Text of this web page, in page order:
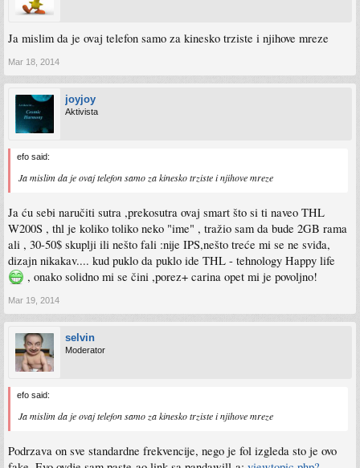
Ja mislim da je ovaj telefon samo za kinesko trziste i njihove mreze
Mar 18, 2014
joyjoy
Aktivista
efo said:
Ja mislim da je ovaj telefon samo za kinesko trziste i njihove mreze
Ja ću sebi naručiti sutra ,prekosutra ovaj smart što si ti naveo THL
W200S , thl je koliko toliko neko "ime" , tražio sam da bude 2GB rama
ali , 30-50$ skuplji ili nešto fali :nije IPS,nešto treće mi se ne sviđa,
dizajn nikakav.... kud puklo da puklo ide THL - tehnology Happy life
, onako solidno mi se čini ,porez+ carina opet mi je povoljno!
Mar 19, 2014
selvin
Moderator
efo said:
Ja mislim da je ovaj telefon samo za kinesko trziste i njihove mreze
Podrzava on sve standardne frekvencije, nego je fol izgleda sto je ovo